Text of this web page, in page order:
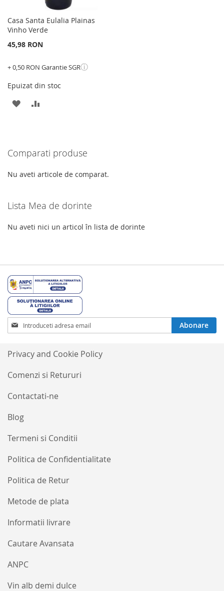
Casa Santa Eulalia Plainas
Vinho Verde
45,98 RON
+ 0,50 RON Garantie SGRⓘ
Epuizat din stoc
ADAUGATI
DE
DORINTE
Comparati produse
Nu aveti articole de comparat.
Lista Mea de dorinte
Nu aveti nici un articol în lista de dorinte
Termeni si Conditii
Politica de Confidentialitate
Politica de Retur
Metode de plata
Informatii livrare
Cautare Avansata
ANPC
Vin alb demi dulce
Privacy and Cookie Policy
Comenzi si Retururi
Contactati-ne
Blog
Inscrieti-
va
Buletinele
noastre
informative
Abonare